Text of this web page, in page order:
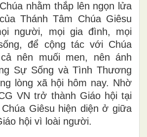
nhằm thắp lên ngọn lửa
Thánh Tâm Chúa Giêsu
người, mọi gia đình, mọi
để cộng tác với Chúa
nên muối men, nên ánh
Sự Sống và Tình Thương
lòng xã hội hôm nay. Nhờ
VN trở thành Giáo hội tại
Giêsu hiện diện ở giữa
hội vì loài người.